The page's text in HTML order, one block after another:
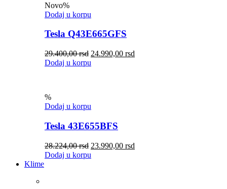
Novo%
Dodaj u korpu
Tesla Q43E665GFS
29.400,00rsd 24.990,00 rsd
Dodaj u korpu
%
Dodaj u korpu
Tesla 43E655BFS
28.224,00rsd 23.990,00 rsd
Dodaj u korpu
Klime